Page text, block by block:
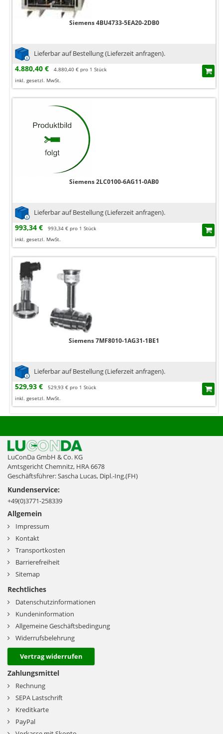
Siemens 4BU4733-5EA20-2DB0
Lieferbar auf Bestellung (Lieferzeit anfragen).
4.880,40 €
4.880,40 € pro 1 Stück
inkl. gesetzl. MwSt.
Siemens 2LC0100-6AG11-0AB0
Lieferbar auf Bestellung (Lieferzeit anfragen).
993,34 €
993,34 € pro 1 Stück
inkl. gesetzl. MwSt.
Siemens 7MF8010-1AG31-1BE1
Lieferbar auf Bestellung (Lieferzeit anfragen).
529,93 €
529,93 € pro 1 Stück
inkl. gesetzl. MwSt.
LuConDa GmbH & Co. KG
Amtsgericht Chemnitz, HRA 6678
Geschäftsführer: Sascha Lucas, Dipl.-Ing.(FH)
Kundenservice:
+49(0)3771-258339
Allgemein
Impressum
Kontakt
Transportkosten
Barrierefreiheit
Sitemap
Rechtliches
Datenschutzinformationen
Kundeninformation
Allgemeine Geschäftsbedingung
Widerrufsbelehrung
Vertrag widerrufen
Zahlungsmittel
Rechnung
SEPA Lastschrift
Kreditkarte
PayPal